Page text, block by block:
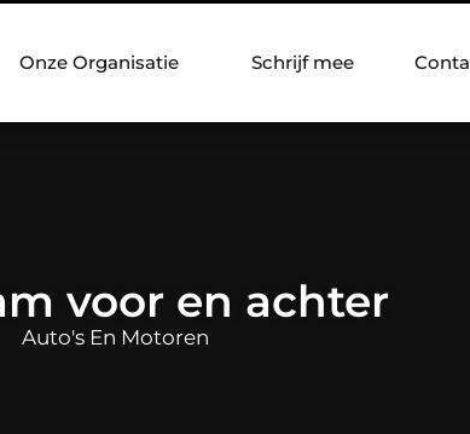
Onze Organisatie Schrijf mee
voor en achter
Auto's En Motoren